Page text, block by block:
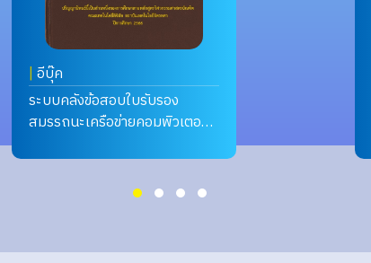
| อีบุ๊ค
ระบบคลังข้อสอบใบรับรอง
สมรรถนะเครือข่ายคอมพิวเตอร์
Network Examination Pool
For Basic Certificate 1)